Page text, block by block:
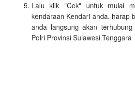
Lalu klik "Cek" untuk mulai
kendaraan Kendari anda. harap
anda langsung akan
Polri Provinsi Sulawesi Tenggara